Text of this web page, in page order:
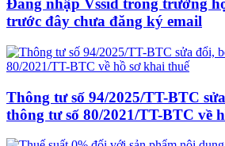
Đăng nhập Vssid trong trường
trước đây chưa đăng ký email
Thông tư số 94/2025/TT-BTC
thông tư số 80/2021/TT-BTC về